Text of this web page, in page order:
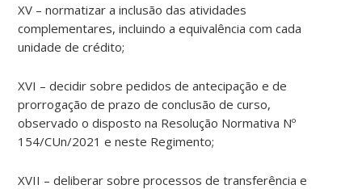
XV – normatizar a inclusão das atividades
complementares, incluindo a equivalência com cada
unidade de crédito;
XVI – decidir sobre pedidos de antecipação e de
prorrogação de prazo de conclusão de curso,
observado o disposto na Resolução Normativa Nº
154/CUn/2021 e neste Regimento;
XVII – deliberar sobre processos de transferência e